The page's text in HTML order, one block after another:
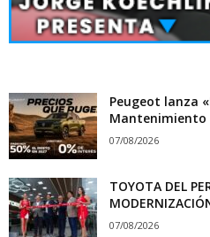
Peugeot lanza
Mantenimiento
07/08/2026
TOYOTA DEL
07/08/2026